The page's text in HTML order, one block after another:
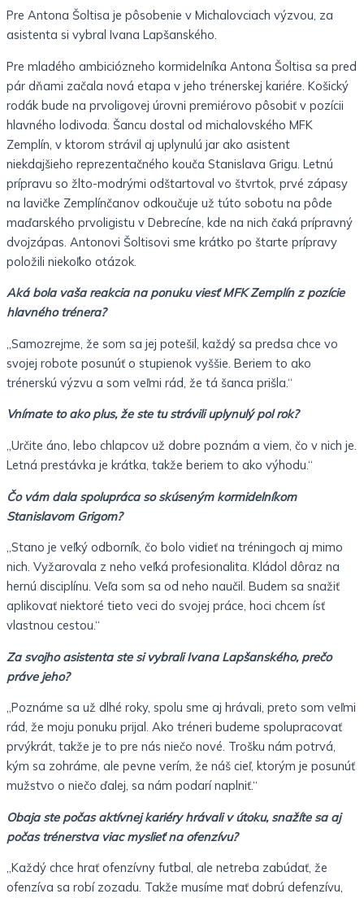
Pre Antona Šoltisa je pôsobenie v Michalovciach výzvou, za
asistenta si vybral Ivana Lapšanského.
Pre mladého ambiciózneho kormidelníka Antona Šoltisa sa pred
pár dňami začala nová etapa v jeho trénerskej kariére. Košický
rodák bude na prvoligovej úrovni premiérovo pôsobiť v pozícii
hlavného lodivoda. Šancu dostal od michalovského MFK
Zemplín, v ktorom strávil aj uplynulú jar ako asistent
niekdajšieho reprezentačného kouča Stanislava Grigu. Letnú
prípravu so žlto-modrými odštartoval vo štvrtok, prvé zápasy
na lavičke Zemplínčanov odkoučuje už túto sobotu na pôde
maďarského prvoligistu v Debrecíne, kde na nich čaká prípravný
dvojzápas. Antonovi Šoltisovi sme krátko po štarte prípravy
položili niekoľko otázok.
Aká bola vaša reakcia na ponuku viesť MFK Zemplín z pozície
hlavného trénera?
„Samozrejme, že som sa jej potešil, každý sa predsa chce vo
svojej robote posunúť o stupienok vyššie. Beriem to ako
trénerskú výzvu a som veľmi rád, že tá šanca prišla.“
Vnímate to ako plus, že ste tu strávili uplynulý pol rok?
„Určite áno, lebo chlapcov už dobre poznám a viem, čo v nich je.
Letná prestávka je krátka, takže beriem to ako výhodu.“
Čo vám dala spolupráca so skúseným kormidelníkom
Stanislavom Grigom?
„Stano je veľký odborník, čo bolo vidieť na tréningoch aj mimo
nich. Vyžarovala z neho veľká profesionalita. Kládol dôraz na
hernú disciplínu. Veľa som sa od neho naučil. Budem sa snažiť
aplikovať niektoré tieto veci do svojej práce, hoci chcem ísť
vlastnou cestou.“
Za svojho asistenta ste si vybrali Ivana Lapšanského, prečo
práve jeho?
„Poznáme sa už dlhé roky, spolu sme aj hrávali, preto som veľmi
rád, že moju ponuku prijal. Ako tréneri budeme spolupracovať
prvýkrát, takže je to pre nás niečo nové. Trošku nám potrvá,
kým sa zohráme, ale pevne verím, že náš cieľ, ktorým je posunúť
mužstvo o niečo ďalej, sa nám podarí naplniť.“
Obaja ste počas aktívnej kariéry hrávali v útoku, snažíte sa aj
počas trénerstva viac myslieť na ofenzívu?
„Každý chce hrať ofenzívny futbal, ale netreba zabúdať, že
ofenzíva sa robí zozadu. Takže musíme mať dobrú defenzívu,